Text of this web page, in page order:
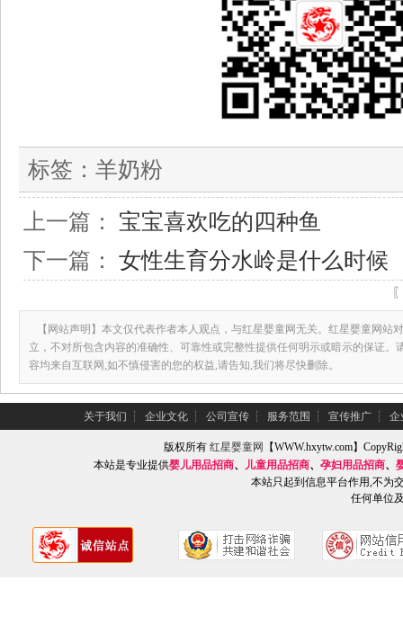
标签： 羊奶粉
上一篇： 宝宝喜欢吃的四种鱼
下一篇： 女性生育分水岭是什么时候
【网站声明】本文仅代表作者本人观点，与红星婴童网无关。红星婴童网站
立，不对所包含内容的准确性、可靠性或完整性提供任何明示或暗示的保证。
容均来自互联网,如不慎侵害的您的权益,请告知,我们将尽快删除。
关于我们 ┆ 企业文化 ┆ 公司宣传 ┆ 服务范围 ┆ 宣传推广 ┆ 企
版权所有红星婴童网
【WWW.hxytw.com】
本站是专业提供婴儿用品招商、 儿童用品招商、 孕妇用品招商、
本站只起到信息平台作用,不为
任何单位